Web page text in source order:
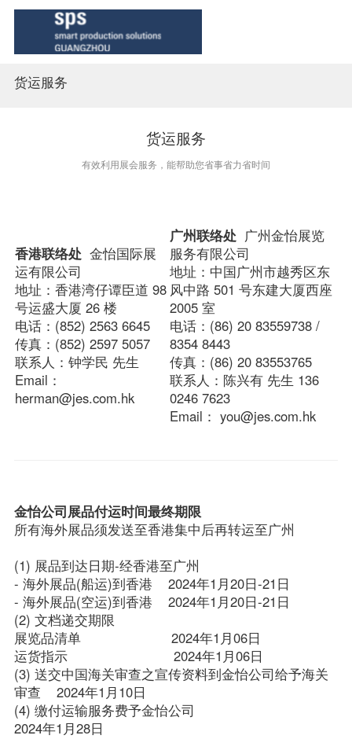
首页
新闻中心
联系我们
货运服务
货运服务
有效利用展会服务，能帮助您省事省力省时间
香港联络处 金怡国际展
运有限公司
地址：香港湾仔谭臣道 98
号运盛大厦 26 楼
电话：(852) 2563 6645
传真：(852) 2597 5057
联系人：钟学民 先生
Email：
herman@jes.com.hk
广州联络处 广州金怡展览
服务有限公司
地址：中国广州市越秀区东
风中路 501 号东建大厦西座
2005 室
电话：(86) 20 83559738 /
8354 8443
传真：(86) 20 83553765
联系人：陈兴有 先生 136
0246 7623
Email： you@jes.com.hk
金怡公司展品付运时间最终期限
所有海外展品须发送至香港集中后再转运至广州
(1) 展品到达日期-经香港至广州
- 海外展品(船运)到香港    2024年1月20日-21日
- 海外展品(空运)到香港    2024年1月20日-21日
(2) 文档递交期限
展览品清单                       2024年1月06日
运货指示                           2024年1月06日
(3) 送交中国海关审查之宣传资料到金怡公司给予海关
审查    2024年1月10日
(4) 缴付运输服务费予金怡公司
2024年1月28日